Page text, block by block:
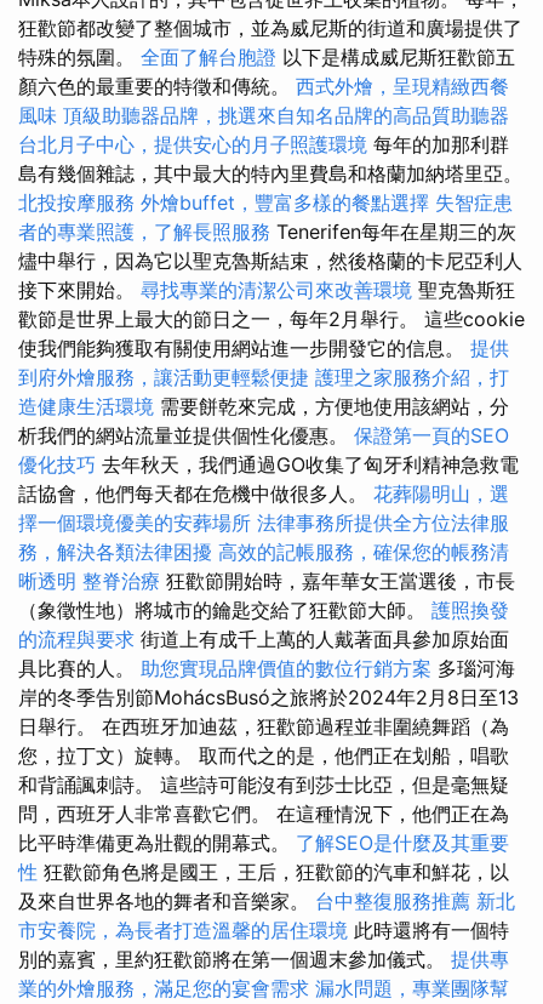
狂歡節都改變了整個城市，並為威尼斯的街道和廣場提供了
特殊的氛圍。 全面了解台胞證 以下是構成威尼斯狂歡節五
顏六色的最重要的特徵和傳統。 西式外燴，呈現精緻西餐
風味 頂級助聽器品牌，挑選來自知名品牌的高品質助聽器
台北月子中心，提供安心的月子照護環境 每年的加那利群
島有幾個雜誌，其中最大的特內里費島和格蘭加納塔里亞。
北投按摩服務 外燴buffet，豐富多樣的餐點選擇 失智症患
者的專業照護，了解長照服務 Tenerifen每年在星期三的灰
燼中舉行，因為它以聖克魯斯結束，然後格蘭的卡尼亞利人
接下來開始。 尋找專業的清潔公司來改善環境 聖克魯斯狂
歡節是世界上最大的節日之一，每年2月舉行。 這些cookie
使我們能夠獲取有關使用網站進一步開發它的信息。 提供
到府外燴服務，讓活動更輕鬆便捷 護理之家服務介紹，打
造健康生活環境 需要餅乾來完成，方便地使用該網站，分
析我們的網站流量並提供個性化優惠。 保證第一頁的SEO
優化技巧 去年秋天，我們通過GO收集了匈牙利精神急救電
話協會，他們每天都在危機中做很多人。 花葬陽明山，選
擇一個環境優美的安葬場所 法律事務所提供全方位法律服
務，解決各類法律困擾 高效的記帳服務，確保您的帳務清
晰透明 整脊治療 狂歡節開始時，嘉年華女王當選後，市長
（象徵性地）將城市的鑰匙交給了狂歡節大師。 護照換發
的流程與要求 街道上有成千上萬的人戴著面具參加原始面
具比賽的人。 助您實現品牌價值的數位行銷方案 多瑙河海
岸的冬季告別節​​MohácsBusó之旅將於2024年2月8日至13
日舉行。 在西班牙加迪茲，狂歡節過程並非圍繞舞蹈（為
您，拉丁文）旋轉。 取而代之的是，他們正在划船，唱歌
和背誦諷刺詩。 這些詩可能沒有到莎士比亞，但是毫無疑
問，西班牙人非常喜歡它們。 在這種情況下，他們正在為
比平時準備更為壯觀的開幕式。 了解SEO是什麼及其重要
性 狂歡節角色將是國王，王后，狂歡節的汽車和鮮花，以
及來自世界各地的舞者和音樂家。 台中整復服務推薦 新北
市安養院，為長者打造溫馨的居住環境 此時還將有一個特
別的嘉賓，里約狂歡節將在第一個週末參加儀式。 提供專
業的外燴服務，滿足您的宴會需求 漏水問題，專業團隊幫